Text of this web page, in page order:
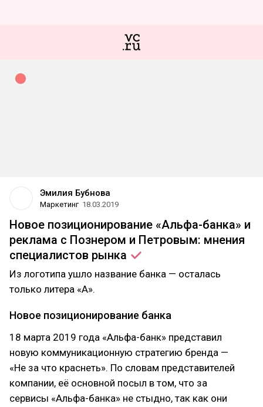
Эмилия Бубнова
Маркетинг 18.03.2019
Новое позиционирование «Альфа-банка» и
реклама с Познером и Петровым: мнения
специалистов рынка
Из логотипа ушло название банка — осталась
только литера «А».
Новое позиционирование банка
18 марта 2019 года «Альфа-банк» представил
новую коммуникационную стратегию бренда —
«Не за что краснеть». По словам представителей
компании, её основной посыл в том, что за
сервисы «Альфа-банка» не стыдно, так как они